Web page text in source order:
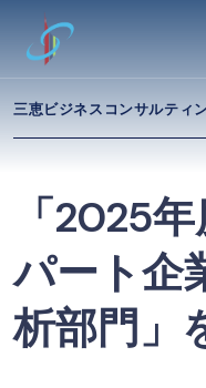
三恵ビジネスコンサルティ
「2025
パート企
析部門」